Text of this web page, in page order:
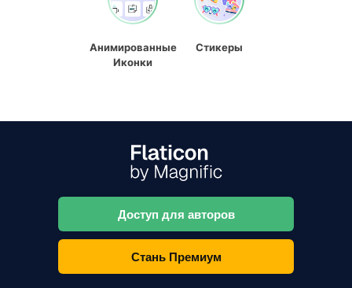
Анимированные
Иконки
Стикеры
Доступ для авторов
Стань Премиум